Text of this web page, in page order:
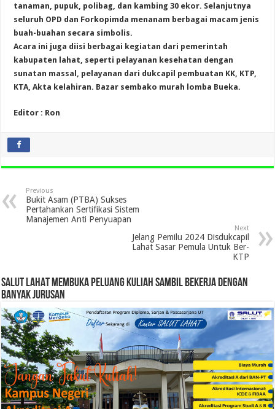
tanaman, pupuk, polibag, dan kambing 30 ekor. Selanjutnya
seluruh OPD dan Forkopimda menanam berbagai macam jenis
buah-buahan secara simbolis.
Acara ini juga diisi berbagai kegiatan dari pemerintah
kabupaten lahat, seperti pelayanan kesehatan dengan
sunatan massal, pelayanan dari dukcapil pembuatan KK, KTP,
KTA, Akta kelahiran. Bazar sembako murah lomba Bueka.
Editor : Ron
Previous
Bukit Asam (PTBA) Sukses
Pertahankan Sertifikasi Sistem
Manajemen Anti Penyuapan
Next
Jelang Pemilu 2024 Disdukcapil
Lahat Sasar Pemula Untuk Ber-
KTP
SALUT LAHAT MEMBUKA PELUANG KULIAH SAMBIL BEKERJA DENGAN
BANYAK JURUSAN